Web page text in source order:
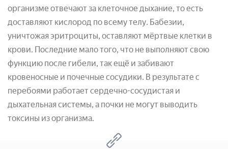
организме отвечают за клеточное дыхание, то есть
доставляют кислород по всему телу. Бабезии,
уничтожая эритроциты, оставляют мёртвые клетки в
крови. Последние мало того, что не выполняют свою
функцию после гибели, так ещё и забивают
кровеносные и почечные сосудики. В результате с
перебоями работает сердечно-сосудистая и
дыхательная системы, а почки не могут выводить
токсины из организма.